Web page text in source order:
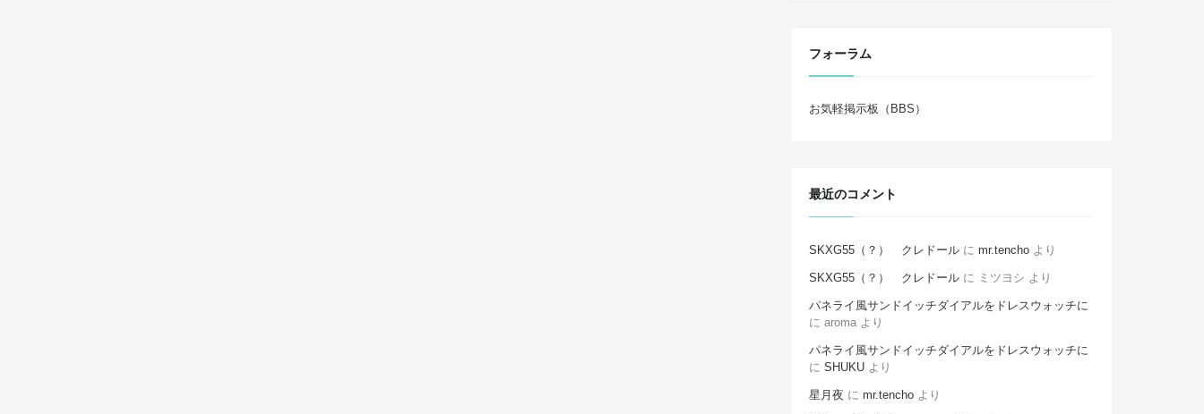
フォーラム
お気軽掲示板（BBS）
最近のコメント
SKXG55（？） クレドール に mr.tencho より
SKXG55（？） クレドール に ミツヨシ より
パネライ風サンドイッチダイアルをドレスウォッチに
に aroma より
パネライ風サンドイッチダイアルをドレスウォッチに
に SHUKU より
星月夜 に mr.tencho より